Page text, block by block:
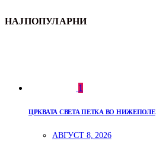
НАЈПОПУЛАРНИ
1
ЦРКВАТА СВЕТА ПЕТКА ВО НИЖЕПОЛЕ
АВГУСТ 8, 2026